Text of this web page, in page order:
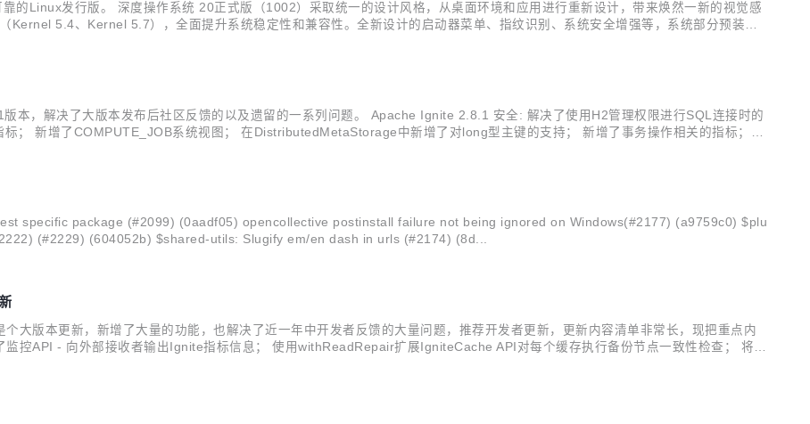
的Linux发行版。 深度操作系统 20正式版（1002）采取统一的设计风格，从桌面环境和应用进行重新设计，带来焕然一新的视觉感
Kernel 5.4、Kernel 5.7），全面提升系统稳定性和兼容性。全新设计的启动器菜单、指纹识别、系统安全增强等，系统部分预装应
本，解决了大版本发布后社区反馈的以及遗留的一系列问题。 Apache Ignite 2.8.1 安全: 解决了使用H2管理权限进行SQL连接时的
； 新增了COMPUTE_JOB系统视图； 在DistributedMetaStorage中新增了对long型主键的支持； 新增了事务操作相关的指标；
specific package (#2099) (0aadf05) opencollective postinstall failure not being ignored on Windows(#2177) (a9759c0) $plu
(#2229) (604052b) $shared-utils: Slugify em/en dash in urls (#2174) (8d...
大版本更新，新增了大量的功能，也解决了近一年中开发者反馈的大量问题，推荐开发者更新，更新内容清单非常长，现把重点内
控API - 向外部接收者输出Ignite指标信息； 使用withReadRepair扩展IgniteCache API对每个缓存执行备份节点一致性检查； 将M